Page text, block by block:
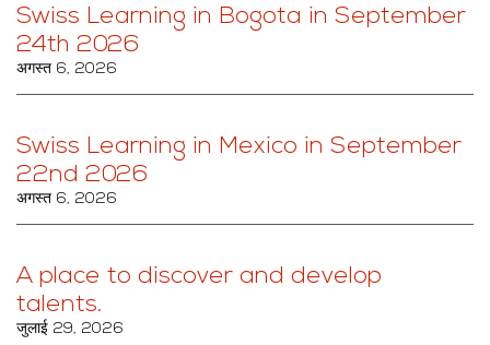
Swiss Learning in Bogota in September
24th 2026
अगस्त 6, 2026
Swiss Learning in Mexico in September
22nd 2026
अगस्त 6, 2026
A place to discover and develop
talents.
जुलाई 29, 2026